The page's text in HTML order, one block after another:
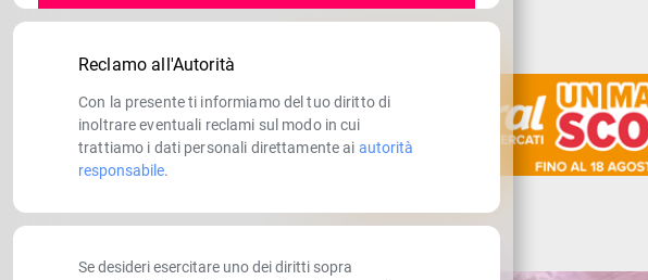
Reclamo all'Autorità
Con la presente ti informiamo del tuo diritto di
inoltrare eventuali reclami sul modo in cui
trattiamo i dati personali direttamente ai autorità
responsabile.
Se desideri esercitare uno dei diritti sopra